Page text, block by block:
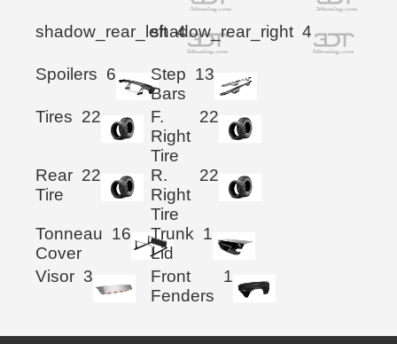
shadow_rear_left 4
shadow_rear_right 4
Spoilers 6
Step
Bars
13
Tires 22
F.
Right
Tire
22
Rear
Tire
22
R.
Right
Tire
22
Tonneau
Cover
16
Trunk
Lid
1
Visor 3
Front
Fenders
1